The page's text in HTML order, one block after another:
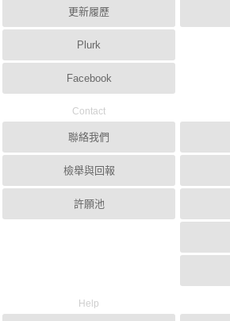
更新履歷
Plurk
Facebook
Contact
聯絡我們
檢舉與回報
許願池
Help